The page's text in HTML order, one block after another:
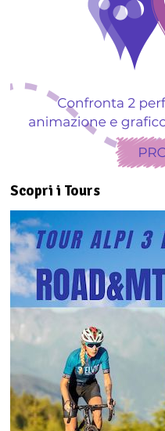
Scopri i Tours